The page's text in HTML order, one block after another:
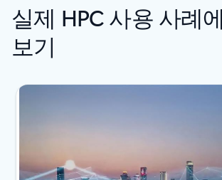
실제 HPC 사용 사례
보기
슬라이드 1/2 표시